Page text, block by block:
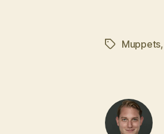
Schlagwörter
Muppets,